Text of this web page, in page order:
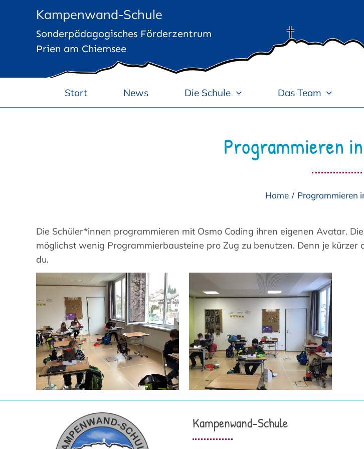
Kampenwand-Schule
Sonderpädagogisches Förderzentrum
Prien am Chiemsee
Start News Die Schule Das Team
Programmieren
Home Programmieren
Die Schüler*innen programmieren mit Osmo Coding ihren eigenen Avatar.
möglichst wenig Programmierbausteine pro Zug zu benutzen. Denn je
du.
Kampenwand-Schule